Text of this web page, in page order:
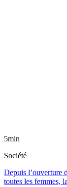
5min
Société
Depuis l’ouverture
toutes les femmes,